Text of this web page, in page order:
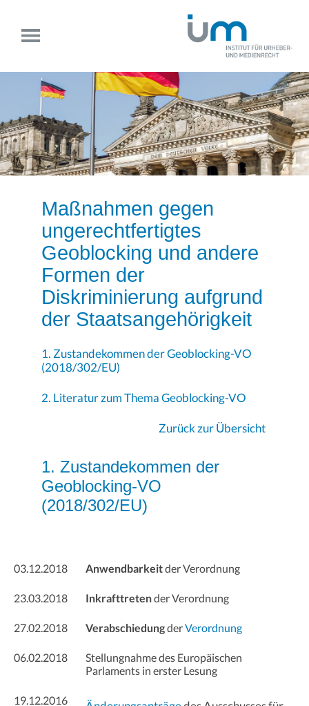
Maßnahmen gegen
ungerechtfertigtes
Geoblocking und andere
Formen der
Diskriminierung aufgrund
der Staatsangehörigkeit
1. Zustandekommen der Geoblocking-VO
(2018/302/EU)
2. Literatur zum Thema Geoblocking-VO
Zurück zur Übersicht
1. Zustandekommen der
Geoblocking-VO
(2018/302/EU)
03.12.2018 Anwendbarkeitder Verordnung
23.03.2018 Inkrafttretender Verordnung
27.02.2018 VerabschiedungderVerordnung
06.02.2018
Stellungnahme des Europäischen
Parlaments in erster Lesung
19.12.2016